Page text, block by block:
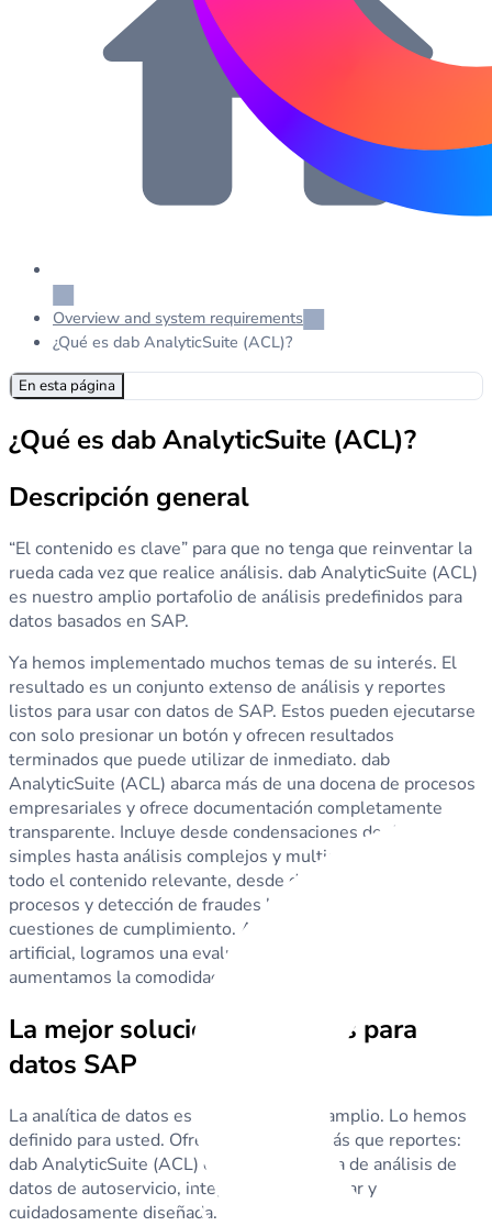
Overview and system requirements
¿Qué es dab AnalyticSuite (ACL)?
En esta página
¿Qué es dab AnalyticSuite (ACL)?
Descripción general
“El contenido es clave” para que no tenga que reinventar la
rueda cada vez que realice análisis. dab AnalyticSuite (ACL)
es nuestro amplio portafolio de análisis predefinidos para
datos basados en SAP.
Ya hemos implementado muchos temas de su interés. El
resultado es un conjunto extenso de análisis y reportes
listos para usar con datos de SAP. Estos pueden ejecutarse
con solo presionar un botón y ofrecen resultados
terminados que puede utilizar de inmediato. dab
AnalyticSuite (ACL) abarca más de una docena de procesos
empresariales y ofrece documentación completamente
transparente. Incluye desde condensaciones de datos
simples hasta análisis complejos y multietapa que cubren
todo el contenido relevante, desde debilidades en los
procesos y detección de fraudes hasta calidad de datos y
cuestiones de cumplimiento. Al incorporar inteligencia
artificial, logramos una evaluación aún más precisa y
aumentamos la comodidad de nuestros análisis.
La mejor solución de análisis para
datos SAP
La analítica de datos es un término muy amplio. Lo hemos
definido para usted. Ofrecemos mucho más que reportes:
dab AnalyticSuite (ACL) es una plataforma de análisis de
datos de autoservicio, integrada, fácil de usar y
cuidadosamente diseñada.